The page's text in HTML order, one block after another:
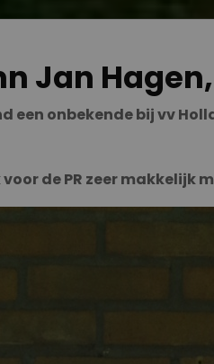
Jan
een onbekende bij vv
voor de PR zeer